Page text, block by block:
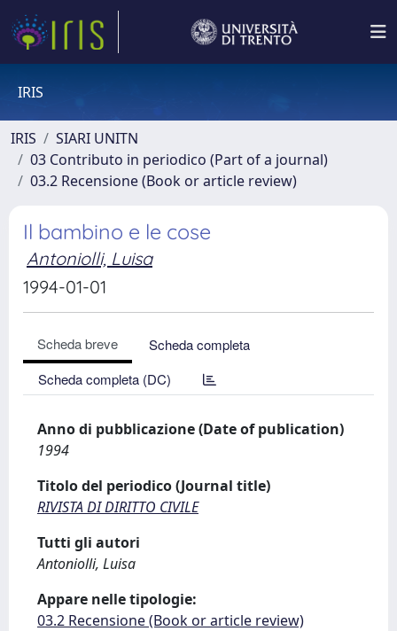
IRIS
IRIS
SIARI UNITN
03 Contributo in periodico (Part of a journal)
03.2 Recensione (Book or article review)
Il bambino e le cose
Antoniolli, Luisa
1994-01-01
Scheda breve
Scheda completa
Scheda completa (DC)
Anno di pubblicazione (Date of publication)
1994
Titolo del periodico (Journal title)
RIVISTA DI DIRITTO CIVILE
Tutti gli autori
Antoniolli, Luisa
Appare nelle tipologie:
03.2 Recensione (Book or article review)